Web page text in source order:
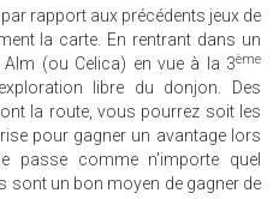
rapport aux précédents jeux de
la carte. En rentrant dans un
(ou Celica) en vue à la 3ème
libre du donjon. Des
la route, vous pourrez soit les
pour gagner un avantage lors
passe comme n'importe quel
sont un bon moyen de gagner de